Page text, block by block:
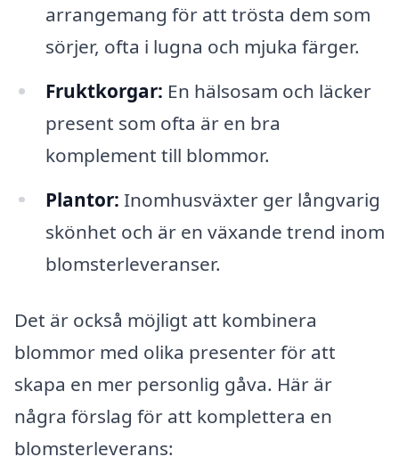
arrangemang för att trösta dem som
sörjer, ofta i lugna och mjuka färger.
Fruktkorgar: En hälsosam och läcker
present som ofta är en bra
komplement till blommor.
Plantor: Inomhusväxter ger långvarig
skönhet och är en växande trend inom
blomsterleveranser.
Det är också möjligt att kombinera
blommor med olika presenter för att
skapa en mer personlig gåva. Här är
några förslag för att komplettera en
blomsterleverans: